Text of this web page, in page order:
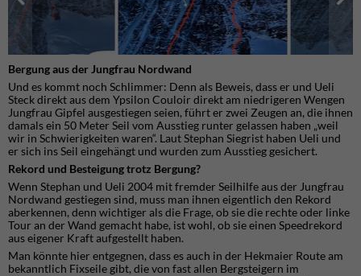
Bergung aus der Jungfrau Nordwand
Und es kommt noch Schlimmer: Denn als Beweis, dass er und Ueli
Steck direkt aus dem Ypsilon Couloir direkt am niedrigeren Wengen
Jungfrau Gipfel ausgestiegen seien, führt er zwei Zeugen an, die ihnen
damals ein 50 Meter Seil vom Ausstieg runter gelassen haben „weil
wir in Schwierigkeiten waren“. Laut Stephan Siegrist haben Ueli und
er sich ins Seil eingehängt und wurden zum Ausstieg gesichert.
Rekord und Besteigung trotz Bergung?
Wenn Stephan und Ueli 2004 mit fremder Seilhilfe aus der Jungfrau
Nordwand gestiegen sind, muss man ihnen eigentlich den Rekord
aberkennen, denn wichtiger als die Frage, ob sie die rechte oder linke
Tour an der Wand gemacht habe, ist wohl, ob sie einen Speedrekord
aus eigener Kraft aufgestellt haben.
Man könnte hier entgegnen, dass es auch in der Hekmaier Route am
bekanntlich Fixseile gibt, die von fast allen Bergsteigern im